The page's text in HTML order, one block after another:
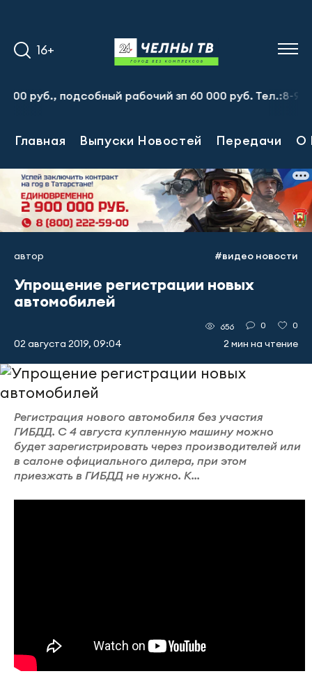
16+
подсобный рабочий зп 60 000 руб. Тел.:8-917-913-
Главная Выпуски Новостей Передачи О
автор #видео новости
Упрощение регистрации новых
автомобилей
02 августа 2019, 09:04
656 0 0
2 мин на чтение
Регистрация нового автомобиля без участия
ГИБДД. С 4 августа купленную машину можно
будет зарегистрировать через производителей или
в салоне официального дилера, при этом
приезжать в ГИБДД не нужно. К...